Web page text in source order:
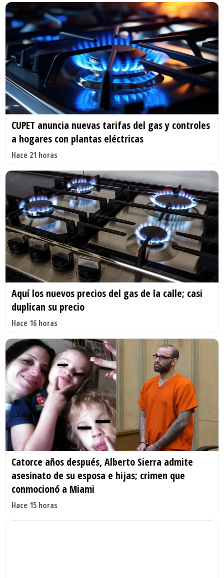
CUPET anuncia nuevas tarifas del gas y controles
a hogares con plantas eléctricas
Hace 21 horas
Aquí los nuevos precios del gas de la calle; casi
duplican su precio
Hace 16 horas
Catorce años después, Alberto Sierra admite
asesinato de su esposa e hijas; crimen que
conmocionó a Miami
Hace 15 horas